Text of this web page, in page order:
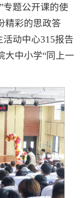
专题公开课的使
精彩的思政答
活动中心315报告
大中小学“同上一